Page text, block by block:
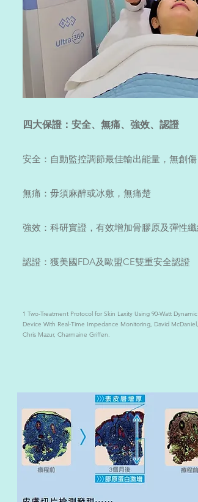
四大保證：安全、無痛、強效、認證
安全：自動監控調節最佳輸出能量，無創
無痛：毋須麻醉或冰敷，無痛楚
強效：科研實證，有效增加骨膠原及彈性
認證：獲美國FDA及歐盟CE雙重安全認證
1 Two-Treatment Protocol for Skin Laxity Using 90-Watt
Device With Real-Time Impedance Monitoring, David
Chris Mazur, Charmaine Griffen.